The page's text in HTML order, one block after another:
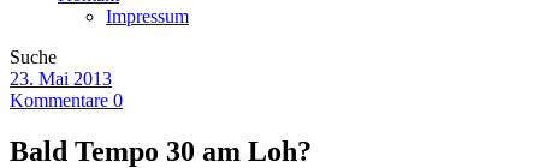
Impressum
Suche
23. Mai 2013
Kommentare 0
Bald Tempo 30 am Loh?